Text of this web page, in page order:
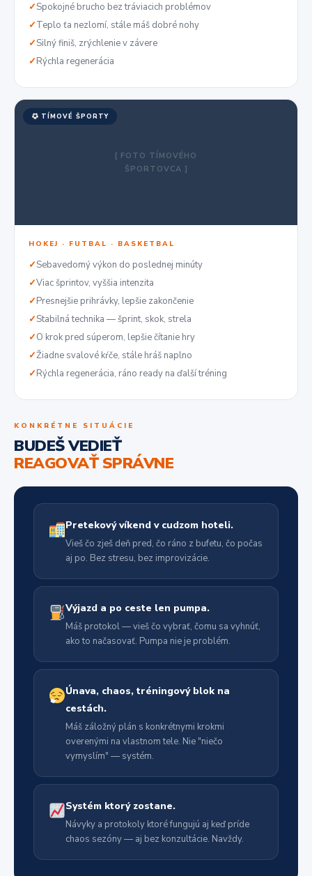
✓Spokojné brucho bez tráviacich problémov
✓Teplo ťa nezlomí, stále máš dobré nohy
✓Silný finiš, zrýchlenie v závere
✓Rýchla regenerácia
[ FOTO TÍMOVÉHO
ŠPORTOVCA ]
TÍMOVÉ ŠPORTY
HOKEJ · FUTBAL · BASKETBAL
✓Sebavedomý výkon do poslednej minúty
✓Viac šprintov, vyššia intenzita
✓Presnejšie prihrávky, lepšie zakončenie
✓Stabilná technika — šprint, skok, strela
✓O krok pred súperom, lepšie čítanie hry
✓Žiadne svalové kŕče, stále hráš naplno
✓Rýchla regenerácia, ráno ready na ďalší tréning
KONKRÉTNE SITUÁCIE
BUDEŠ VEDIEŤ
REAGOVAŤ SPRÁVNE
Pretekový víkend v cudzom hoteli.
Vieš čo zješ deň pred, čo ráno z bufetu, čo počas
aj po. Bez stresu, bez improvizácie.
Výjazd a po ceste len pumpa.
Máš protokol — vieš čo vybrať, čomu sa vyhnúť,
ako to načasovať. Pumpa nie je problém.
Únava, chaos, tréningový blok na
cestách.
Máš záložný plán s konkrétnymi krokmi
overenými na vlastnom tele. Nie "niečo
vymyslím" — systém.
Systém ktorý zostane.
Návyky a protokoly ktoré fungujú aj keď príde
chaos sezóny — aj bez konzultácie. Navždy.